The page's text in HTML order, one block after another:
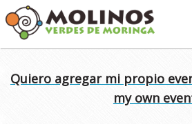
Skip
to
content
Quiero agregar mi propio
my own